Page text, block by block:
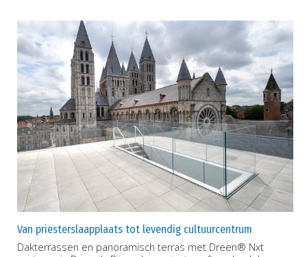
Van priesterslaapplaats tot levendig cultuurcentrum
Dakterrassen en panoramisch terras met Dreen® Nxt